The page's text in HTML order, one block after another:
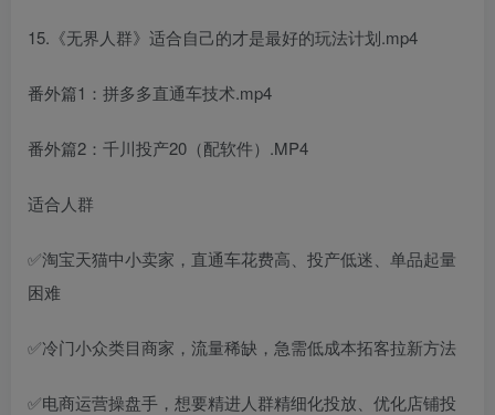
15.《无界人群》适合自己的才是最好的玩法计划.mp4
番外篇1：拼多多直通车技术.mp4
番外篇2：千川投产20（配软件）.MP4
适合人群
✅淘宝天猫中小卖家，直通车花费高、投产低迷、单品起量
困难
✅冷门小众类目商家，流量稀缺，急需低成本拓客拉新方法
✅电商运营操盘手，想要精进人群精细化投放、优化店铺投